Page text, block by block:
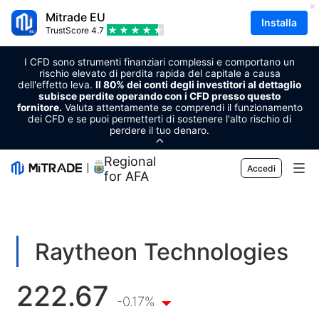
Mitrade EU
TrustScore 4.7
Installa
I CFD sono strumenti finanziari complessi e comportano un
rischio elevato di perdita rapida del capitale a causa
dell'effetto leva. Il 80% dei conti degli investitori al dettaglio
subisce perdite operando con i CFD presso questo
fornitore. Valuta attentamente se comprendi il funzionamento
dei CFD e se puoi permetterti di sostenere l'alto rischio di
perdere il tuo denaro.
Regional Sponsor
for AFA
Accedi
Forex
Materie prime
Criptovalute
Trading
Piattaforma di trading
Gestione del dispositivo
Strumenti di mercato
Calendario economico
Formazione
Raytheon Technologies
222.67 -0.17%